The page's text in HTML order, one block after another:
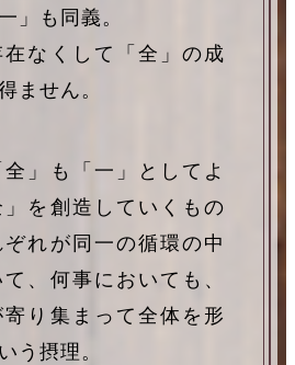
」も同義。
なくして「全」の成
ません。
」も「一」としてよ
」を創造していくもの
れが同一の循環の中
、何事においても、
り集まって全体を形
う摂理。